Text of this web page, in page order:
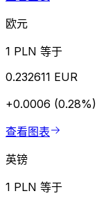
欧元
1 PLN 等于
0.232611 EUR
+0.0006 (0.28%)
查看图表
英镑
1 PLN 等于